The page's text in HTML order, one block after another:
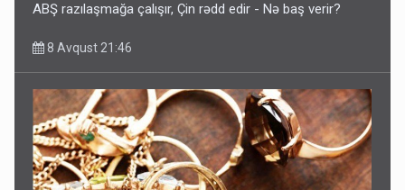
ABŞ razılaşmağa çalışır, Çin rədd edir - Nə baş verir?
8 Avqust 21:46